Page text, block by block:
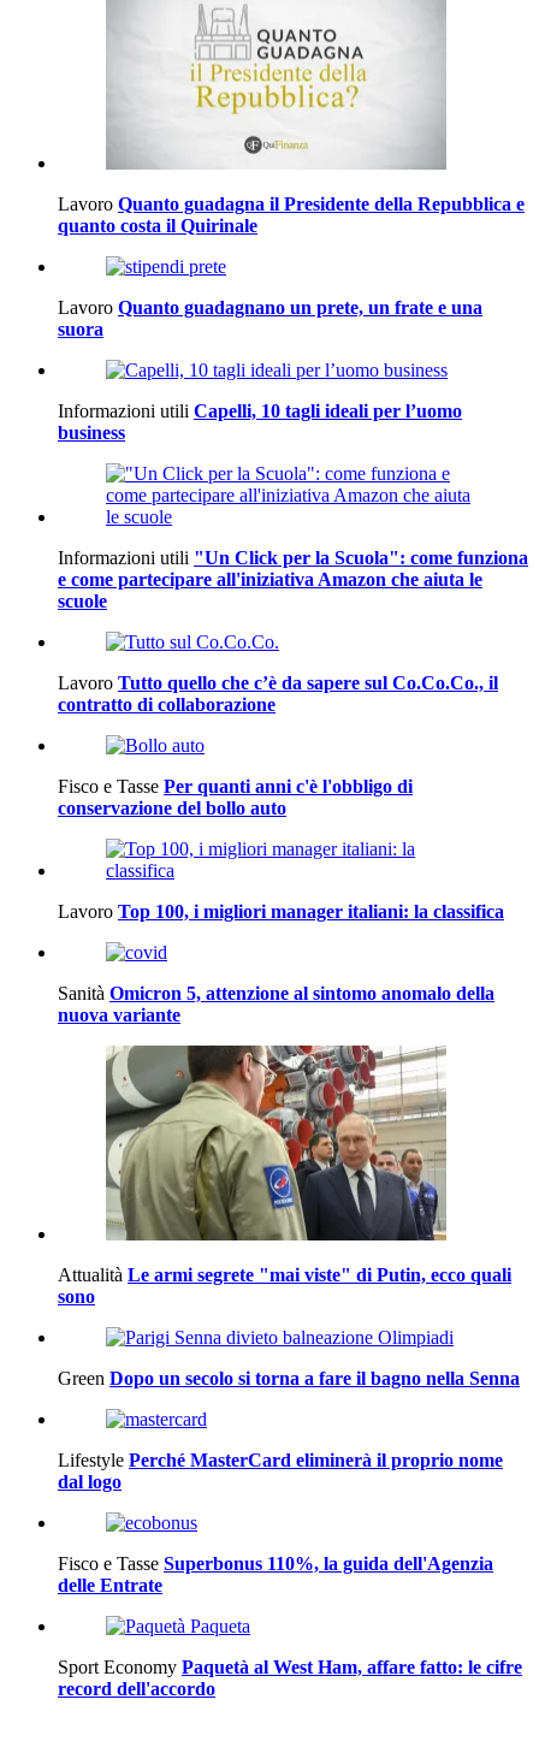
Lavoro Quanto guadagna il Presidente della Repubblica e
quanto costa il Quirinale
Lavoro Quanto guadagnano un prete, un frate e una
suora
Informazioni utili Capelli, 10 tagli ideali per l’uomo
business
Informazioni utili "Un Click per la Scuola": come funziona
e come partecipare all'iniziativa Amazon che aiuta le
scuole
Lavoro Tutto quello che c’è da sapere sul Co.Co.Co., il
contratto di collaborazione
Fisco e Tasse Per quanti anni c'è l'obbligo di
conservazione del bollo auto
Lavoro Top 100, i migliori manager italiani: la classifica
Sanità Omicron 5, attenzione al sintomo anomalo della
nuova variante
Attualità Le armi segrete "mai viste" di Putin, ecco quali
sono
Green Dopo un secolo si torna a fare il bagno nella Senna
Lifestyle Perché MasterCard eliminerà il proprio nome
dal logo
Fisco e Tasse Superbonus 110%, la guida dell'Agenzia
delle Entrate
Sport Economy Paquetà al West Ham, affare fatto: le cifre
record dell'accordo